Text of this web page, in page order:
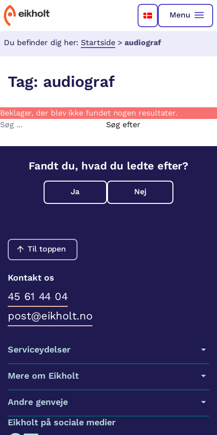
Menu
Du befinder dig her: Startside > audiograf
Tag: audiograf
Beklager, der blev ikke fundet nogen resultater.
Søg
Fandt du, hvad du ledte efter?
Ja Nej
Til toppen
Kontakt os
45 61 44 04
post@eikholt.no
Serviceydelser
Mere om Eikholt
Andre genveje
Eikholt på sociale medier